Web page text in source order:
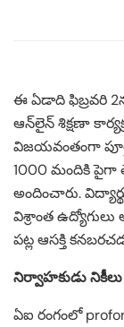
ఈ ఏడాది ఫిబ్రవరి
ఆన్‌లైన్ శిక్షణా
విజయవంతంగా
1000 మందికి పైగా
అందించారు.
విశ్రాంత
పట్ల ఆసక్తి
నిర్వాహకుడు నికీలు
ఏఐ రంగంలో